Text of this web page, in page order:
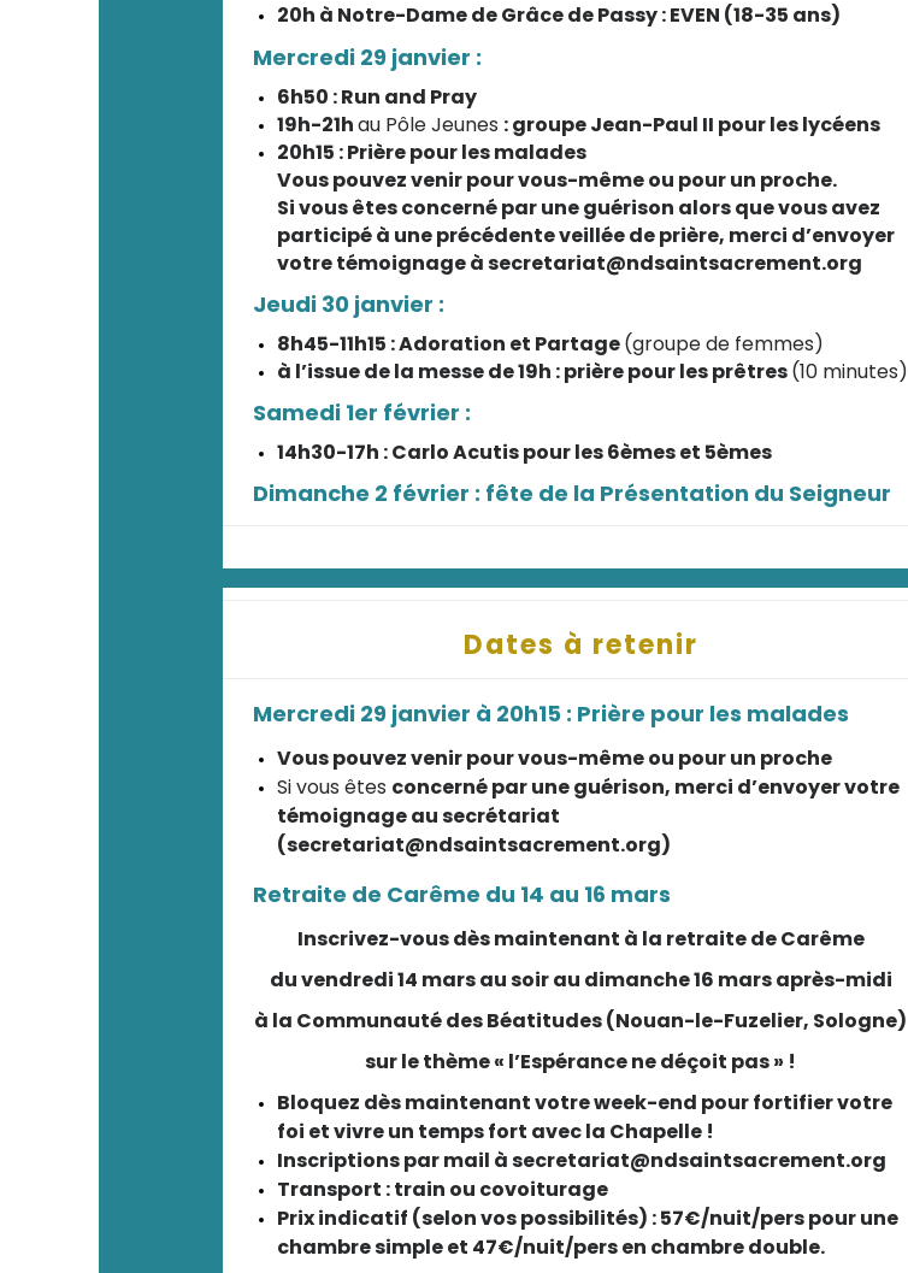
20h à Notre-Dame de Grâce de Passy : EVEN (18-35 ans)
Mercredi 29 janvier :
6h50 : Run and Pray
19h-21hau Pôle Jeunes : groupe Jean-Paul II pour les lycéens
20h15 : Prière pour les malades
Vous pouvez venir pour vous-même ou pour un proche.
Si vous êtes concerné par une guérison alors que vous avez
participé à une précédente veillée de prière, merci d’envoyer
votre témoignage à secretariat@ndsaintsacrement.org
Jeudi 30 janvier :
8h45-11h15 : Adoration et Partage(groupe de femmes)
à l’issue de la messe de 19h : prière pour les prêtres(10 minutes)
Samedi 1er février :
14h30-17h : Carlo Acutis pour les 6èmes et 5èmes
Dimanche 2 février : fête de la Présentation du Seigneur
Dates à retenir
Mercredi 29 janvier à 20h15 : Prière pour les malades
Vous pouvez venir pour vous-même ou pour un proche
Si vous êtes concerné par une guérison, merci d’envoyer votre
témoignage au secrétariat
(secretariat@ndsaintsacrement.org)
Retraite de Carême du 14 au 16 mars
Inscrivez-vous dès maintenant à la retraite de Carême
du vendredi 14 mars au soir au dimanche 16 mars après-midi
à la Communauté des Béatitudes (Nouan-le-Fuzelier, Sologne)
sur le thème « l’Espérance ne déçoit pas » !
Bloquez dès maintenant votre week-end pour fortifier votre
foi et vivre un temps fort avec la Chapelle !
Inscriptions par mail à secretariat@ndsaintsacrement.org
Transport : train ou covoiturage
Prix indicatif (selon vos possibilités) : 57€/nuit/pers pour une
chambre simple et 47€/nuit/pers en chambre double.